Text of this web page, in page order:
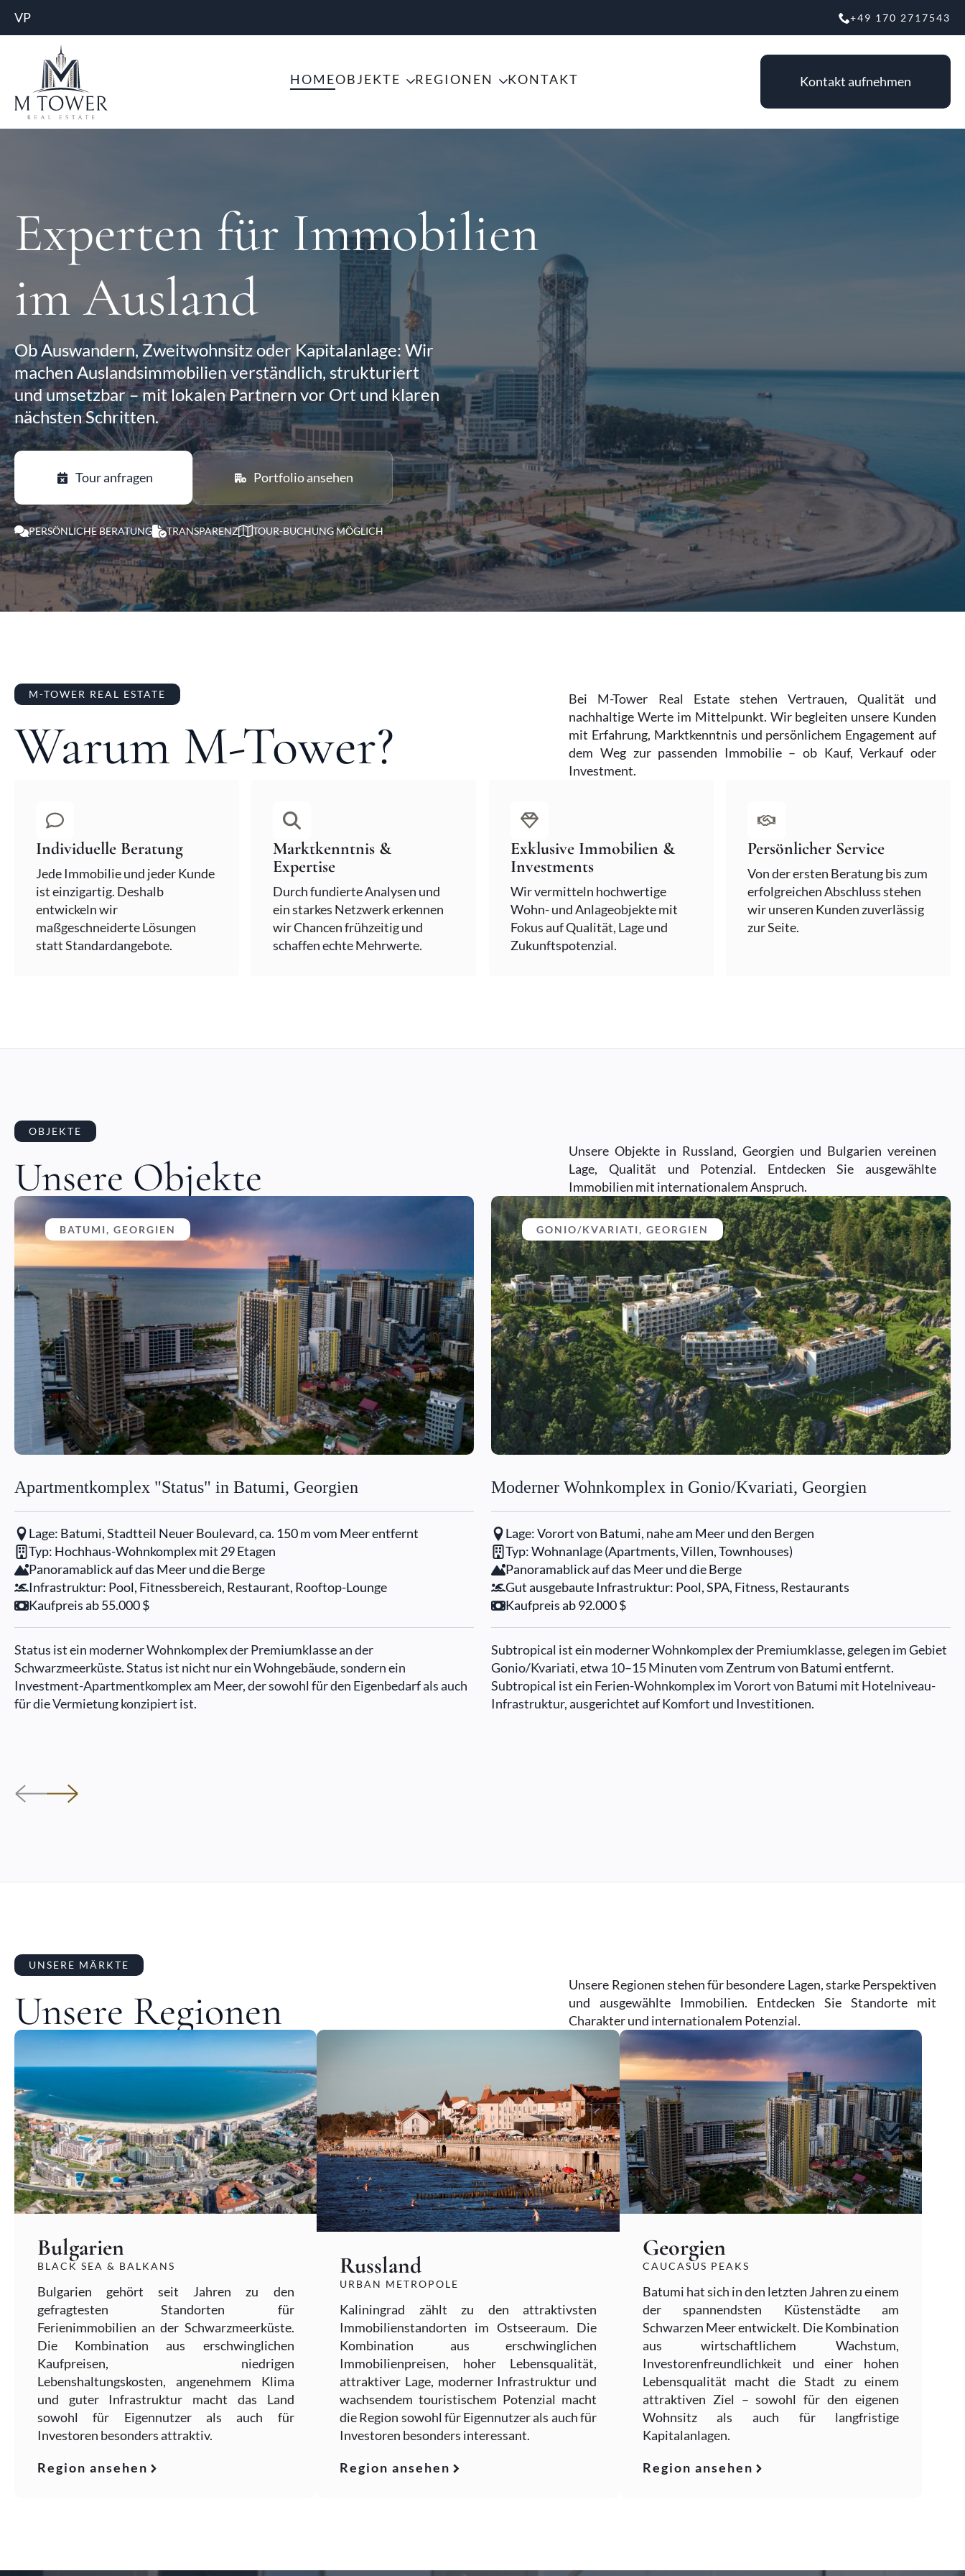
Zum
Hauptinhalt
VP +49 170 2717543
HOMEOBJEKTE REGIONEN KONTAKT Kontakt aufnehmen
Experten für Immobilien
im Ausland
Ob Auswandern, Zweitwohnsitz oder Kapitalanlage: Wir
machen Auslandsimmobilien verständlich, strukturiert
und umsetzbar – mit lokalen Partnern vor Ort und klaren
nächsten Schritten.
Tour anfragen Portfolio ansehen
PERSÖNLICHE BERATUNG TRANSPARENZ TOUR-BUCHUNG MÖGLICH
M-TOWER REAL ESTATE
Warum M-Tower?
Bei M-Tower Real Estate stehen Vertrauen, Qualität und
nachhaltige Werte im Mittelpunkt. Wir begleiten unsere Kunden
mit Erfahrung, Marktkenntnis und persönlichem Engagement auf
dem Weg zur passenden Immobilie – ob Kauf, Verkauf oder
Investment.
Individuelle Beratung
Jede Immobilie und jeder Kunde
ist einzigartig. Deshalb
entwickeln wir
maßgeschneiderte Lösungen
statt Standardangebote.
Marktkenntnis &
Expertise
Durch fundierte Analysen und
ein starkes Netzwerk erkennen
wir Chancen frühzeitig und
schaffen echte Mehrwerte.
Exklusive Immobilien &
Investments
Wir vermitteln hochwertige
Wohn- und Anlageobjekte mit
Fokus auf Qualität, Lage und
Zukunftspotenzial.
Persönlicher Service
Von der ersten Beratung bis zum
erfolgreichen Abschluss stehen
wir unseren Kunden zuverlässig
zur Seite.
OBJEKTE
Unsere Objekte
Unsere Objekte in Russland, Georgien und Bulgarien vereinen
Lage, Qualität und Potenzial. Entdecken Sie ausgewählte
Immobilien mit internationalem Anspruch.
BATUMI, GEORGIEN
Apartmentkomplex "Status" in Batumi, Georgien
Lage: Batumi, Stadtteil Neuer Boulevard, ca. 150 m vom Meer entfernt
Typ: Hochhaus-Wohnkomplex mit 29 Etagen
Panoramablick auf das Meer und die Berge
Infrastruktur: Pool, Fitnessbereich, Restaurant, Rooftop-Lounge
Kaufpreis ab 55.000 $
Status ist ein moderner Wohnkomplex der Premiumklasse an der
Schwarzmeerküste. Status ist nicht nur ein Wohngebäude, sondern ein
Investment-Apartmentkomplex am Meer, der sowohl für den Eigenbedarf als auch
für die Vermietung konzipiert ist.
GONIO/KVARIATI, GEORGIEN
Moderner Wohnkomplex in Gonio/Kvariati, Georgien
Lage: Vorort von Batumi, nahe am Meer und den Bergen
Typ: Wohnanlage (Apartments, Villen, Townhouses)
Panoramablick auf das Meer und die Berge
Gut ausgebaute Infrastruktur: Pool, SPA, Fitness, Restaurants
Kaufpreis ab 92.000 $
Subtropical ist ein moderner Wohnkomplex der Premiumklasse, gelegen im Gebiet
Gonio/Kvariati, etwa 10–15 Minuten vom Zentrum von Batumi entfernt.
Subtropical ist ein Ferien-Wohnkomplex im Vorort von Batumi mit Hotelniveau-
Infrastruktur, ausgerichtet auf Komfort und Investitionen.
UNSERE MÄRKTE
Unsere Regionen
Unsere Regionen stehen für besondere Lagen, starke Perspektiven
und ausgewählte Immobilien. Entdecken Sie Standorte mit
Charakter und internationalem Potenzial.
Bulgarien
BLACK SEA & BALKANS
Bulgarien gehört seit Jahren zu den
gefragtesten Standorten für
Ferienimmobilien an der Schwarzmeerküste.
Die Kombination aus erschwinglichen
Kaufpreisen, niedrigen
Lebenshaltungskosten, angenehmem Klima
und guter Infrastruktur macht das Land
sowohl für Eigennutzer als auch für
Investoren besonders attraktiv.
Region ansehen
Russland
URBAN METROPOLE
Kaliningrad zählt zu den attraktivsten
Immobilienstandorten im Ostseeraum. Die
Kombination aus erschwinglichen
Immobilienpreisen, hoher Lebensqualität,
attraktiver Lage, moderner Infrastruktur und
wachsendem touristischem Potenzial macht
die Region sowohl für Eigennutzer als auch für
Investoren besonders interessant.
Region ansehen
Georgien
CAUCASUS PEAKS
Batumi hat sich in den letzten Jahren zu einem
der spannendsten Küstenstädte am
Schwarzen Meer entwickelt. Die Kombination
aus wirtschaftlichem Wachstum,
Investorenfreundlichkeit und einer hohen
Lebensqualität macht die Stadt zu einem
attraktiven Ziel – sowohl für den eigenen
Wohnsitz als auch für langfristige
Kapitalanlagen.
Region ansehen